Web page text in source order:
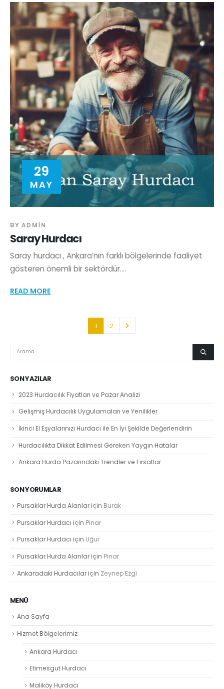
29
MAY
BY ADMIN
Saray Hurdacı
Saray hurdacı , Ankara’nın farklı bölgelerinde faaliyet
gösteren önemli bir sektördür....
READ MORE
1 2
SON YAZILAR
2023 Hurdacılık Fiyatları ve Pazar Analizi
Gelişmiş Hurdacılık Uygulamaları ve Yenilikler
İkinci El Eşyalarınızı Hurdacı ile En İyi Şekilde Değerlendirin
Hurdacılıkta Dikkat Edilmesi Gereken Yaygın Hatalar
Ankara Hurda Pazarındaki Trendler ve Fırsatlar
SON YORUMLAR
Pursaklar Hurda Alanlariçin Burak
Pursaklar Hurdacı için Pinar
Pursaklar Hurdacı için Uğur
Pursaklar Hurda Alanlariçin Pinar
Ankaradaki Hurdacılariçin Zeynep Ezgi̇
MENÜ
Ana Sayfa
Hizmet Bölgelerimiz
Ankara Hurdacı
Etimesgut Hurdacı
Maliköy Hurdacı